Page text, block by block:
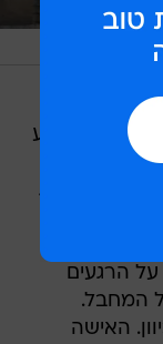
עד
אחריה
כששמע
הנגדי.
בינוני וכוחות
הרגעים
האישה
רצה
לה מכות